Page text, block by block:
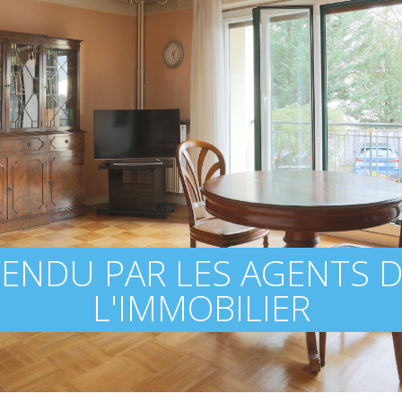
PAR LES AGENTS
L'IMMOBILIER